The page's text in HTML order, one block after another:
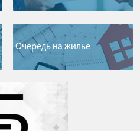
Очередь на жилье